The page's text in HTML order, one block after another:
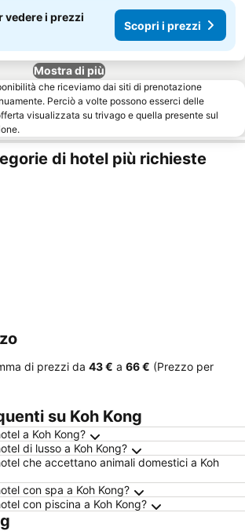
vedere i prezzi
Scopri i prezzi
Mostra di più
che riceviamo dai siti di prenotazione
Perciò a volte possono esserci delle
visualizzata su trivago e quella presente sul
di hotel più richieste
di prezzi da ‎43 € a ‎66 € (Prezzo per
su Koh Kong
a Koh Kong?
di lusso a Koh Kong?
che accettano animali domestici a Koh
con spa a Koh Kong?
con piscina a Koh Kong?